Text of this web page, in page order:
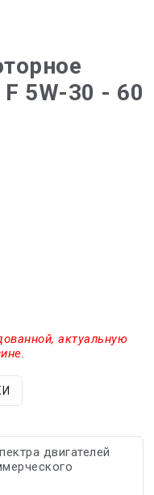
5W-30 - 60
актуальную
двигателей